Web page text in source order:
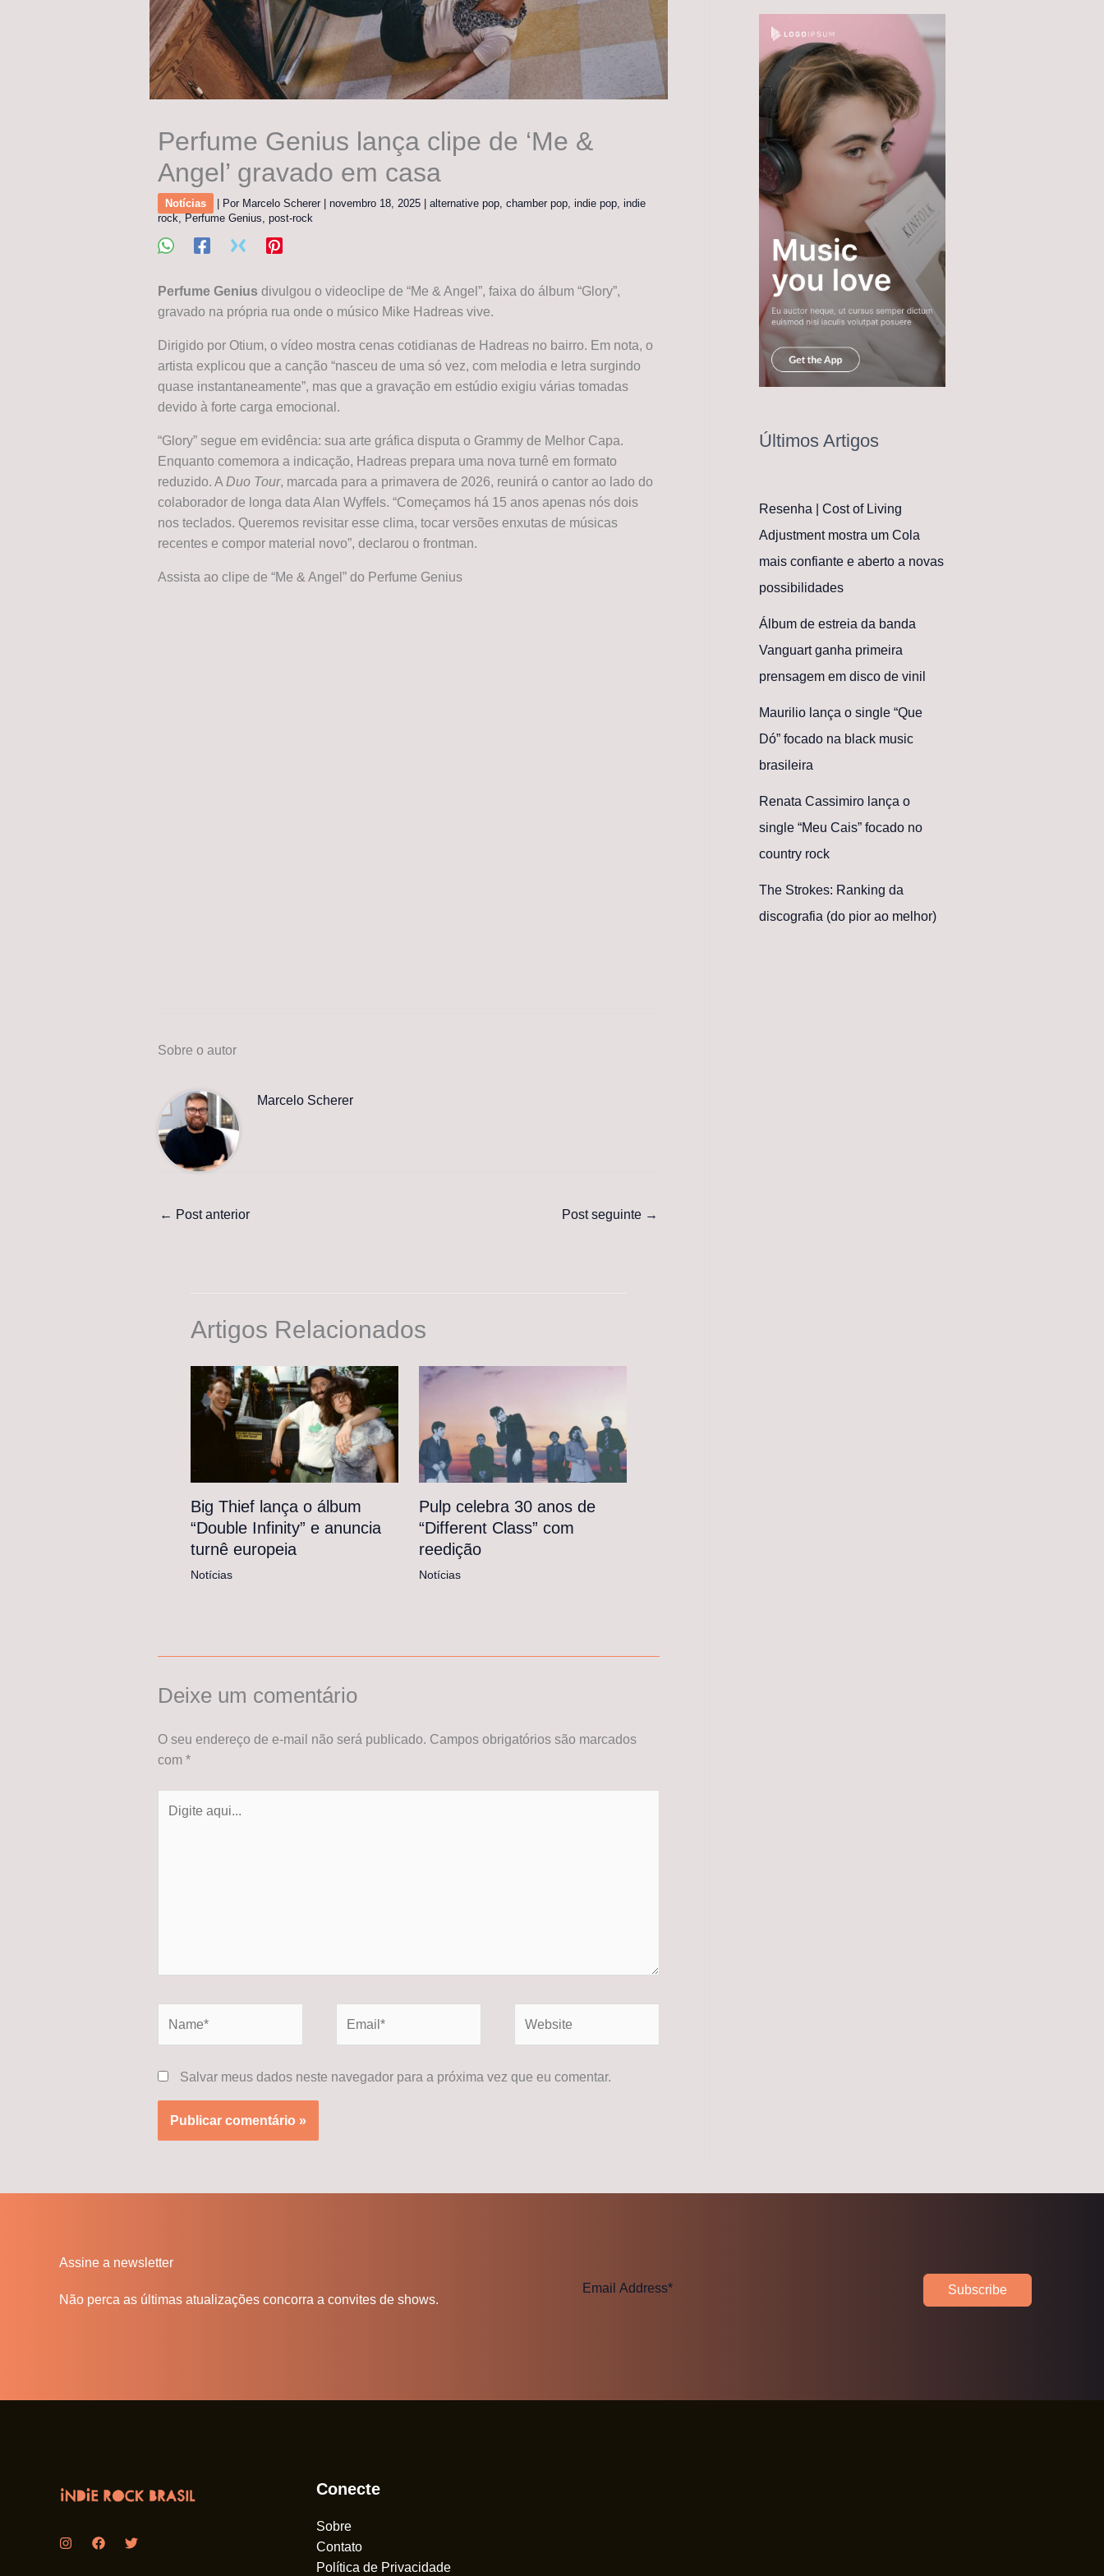
Perfume Genius lança clipe de ‘Me &
Angel’ gravado em casa
Notícias | Por Marcelo Scherer novembro 18, 2025 alternative pop chamber pop indie pop indie
rock
Perfume Genius post-rock
Perfume Genius divulgou o videoclipe de “Me & Angel”, faixa do álbum “Glory”,
gravado na própria rua onde o músico Mike Hadreas vive.
Dirigido por Otium, o vídeo mostra cenas cotidianas de Hadreas no bairro. Em nota, o
artista explicou que a canção “nasceu de uma só vez, com melodia e letra surgindo
quase instantaneamente”, mas que a gravação em estúdio exigiu várias tomadas
devido à forte carga emocional.
“Glory” segue em evidência: sua arte gráfica disputa o Grammy de Melhor Capa.
Enquanto comemora a indicação, Hadreas prepara uma nova turnê em formato
reduzido. A Duo Tour, marcada para a primavera de 2026, reunirá o cantor ao lado do
colaborador de longa data Alan Wyffels. “Começamos há 15 anos apenas nós dois
nos teclados. Queremos revisitar esse clima, tocar versões enxutas de músicas
recentes e compor material novo”, declarou o frontman.
Assista ao clipe de “Me & Angel” do Perfume Genius
Sobre o autor
Marcelo Scherer
← Post anterior Post seguinte →
Artigos Relacionados
Big Thief lança o álbum
“Double Infinity” e anuncia
turnê europeia
Notícias
Pulp celebra 30 anos de
“Different Class” com
reedição
Notícias
Deixe um comentário
O seu endereço de e-mail não será publicado. Campos obrigatórios são marcados
com *
aqui...
Salvar meus dados neste navegador para a próxima vez que eu comentar.
Últimos Artigos
Resenha | Cost of Living
Adjustment mostra um Cola
mais confiante e aberto a novas
possibilidades
Álbum de estreia da banda
Vanguart ganha primeira
prensagem em disco de vinil
Maurilio lança o single “Que
Dó” focado na black music
brasileira
Renata Cassimiro lança o
single “Meu Cais” focado no
country rock
The Strokes: Ranking da
discografia (do pior ao melhor)
Assine a newsletter
Não perca as últimas atualizações concorra a convites de shows.
Subscribe
Conecte
Sobre
Contato
Política de Privacidade